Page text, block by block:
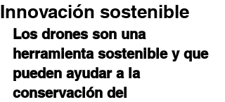
Innovación sostenible
Los drones son una
herramienta sostenible y que
pueden ayudar a la
conservación del